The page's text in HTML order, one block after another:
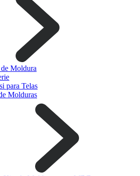
Moldura
para Telas
Molduras